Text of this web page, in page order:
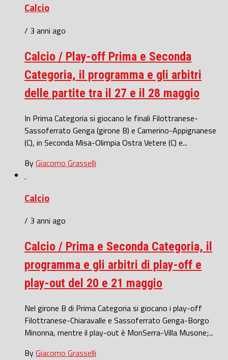
Calcio
/ 3 anni ago
Calcio / Play-off Prima e Seconda
Categoria, il programma e gli arbitri
delle partite tra il 27 e il 28 maggio
In Prima Categoria si giocano le finali Filottranese-
Sassoferrato Genga (girone B) e Camerino-Appignanese
(C), in Seconda Misa-Olimpia Ostra Vetere (C) e...
ByGiacomo Grasselli
Calcio
/ 3 anni ago
Calcio / Prima e Seconda Categoria, il
programma e gli arbitri di play-off e
play-out del 20 e 21 maggio
Nel girone B di Prima Categoria si giocano i play-off
Filottranese-Chiaravalle e Sassoferrato Genga-Borgo
Minonna, mentre il play-out è MonSerra-Villa Musone;...
ByGiacomo Grasselli